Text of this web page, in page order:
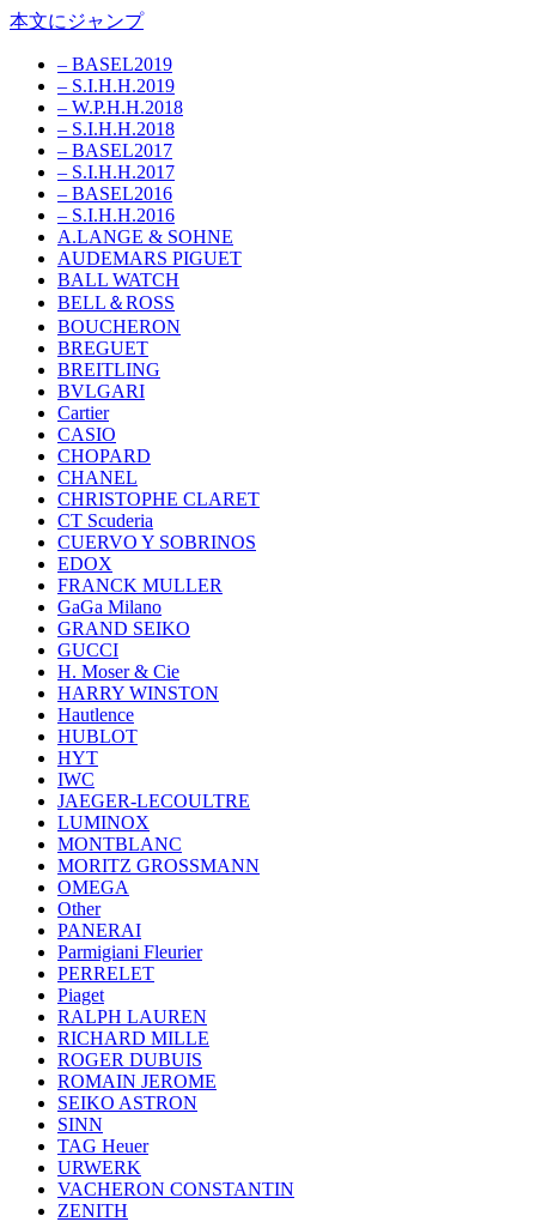
本文にジャンプ
– BASEL2019
– S.I.H.H.2019
– W.P.H.H.2018
– S.I.H.H.2018
– BASEL2017
– S.I.H.H.2017
– BASEL2016
– S.I.H.H.2016
A.LANGE & SOHNE
AUDEMARS PIGUET
BALL WATCH
BELL＆ROSS
BOUCHERON
BREGUET
BREITLING
BVLGARI
Cartier
CASIO
CHOPARD
CHANEL
CHRISTOPHE CLARET
CT Scuderia
CUERVO Y SOBRINOS
EDOX
FRANCK MULLER
GaGa Milano
GRAND SEIKO
GUCCI
H. Moser & Cie
HARRY WINSTON
Hautlence
HUBLOT
HYT
IWC
JAEGER-LECOULTRE
LUMINOX
MONTBLANC
MORITZ GROSSMANN
OMEGA
Other
PANERAI
Parmigiani Fleurier
PERRELET
Piaget
RALPH LAUREN
RICHARD MILLE
ROGER DUBUIS
ROMAIN JEROME
SEIKO ASTRON
SINN
TAG Heuer
URWERK
VACHERON CONSTANTIN
ZENITH